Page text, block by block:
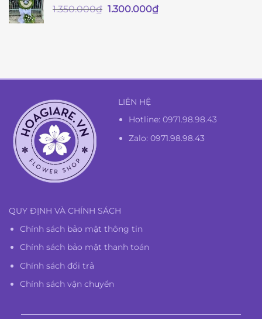
1.350.000₫ Giá
1.300.000₫Giá
LIÊN HỆ
Hotline:0971.98.98.43
Zalo: 0971.98.98.43
QUY ĐỊNH VÀ CHÍNH SÁCH
Chính sách bảo mật thông tin
Chính sách bảo mật thanh toán
Chính sách đổi trả
Chính sách vận chuyển